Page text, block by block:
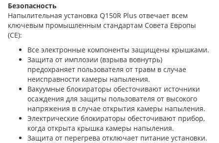
Безопасность
Напылительная установка Q150R Plus отвечает всем
ключевым промышленным стандартам Совета Европы
(CE):
Все электронные компоненты защищены крышками.
Защита от имплозии (взрыва вовнутрь)
предохраняет пользователя от травм в случае
неисправности камеры напыления.
Вакуумные блокираторы обесточивают источники
осаждения для защиты пользователя от высокого
напряжения в случае открытия камеры напыления.
Электрические блокираторы обесточивают прибор,
когда открыта крышка камеры напыления.
Защита от перегрева отключает питание установки.